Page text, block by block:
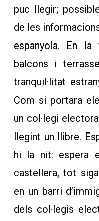
puc llegir;
de les
espanyola. En
balcons i
tranquil·litat
Com si portara
un col·legi
llegint un llibre.
hi la nit: espera
castellera, tot
en un barri
dels col·legis